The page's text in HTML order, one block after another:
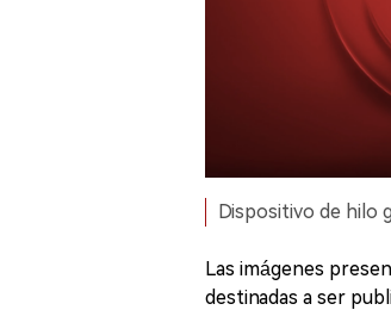
Dispositivo de hilo
Las imágenes
destinadas a ser